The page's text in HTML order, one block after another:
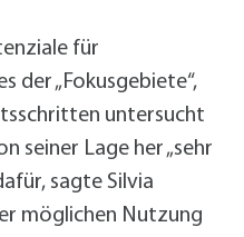
für
der „Fokusgebiete“,
untersucht
seiner Lage her „sehr
sagte Silvia
möglichen Nutzung